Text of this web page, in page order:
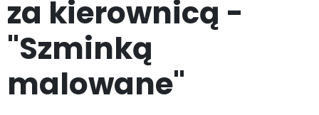
za kierownicą -
"Szminką
malowane"